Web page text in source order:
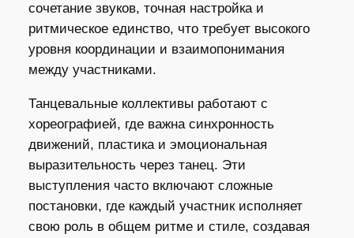
сочетание звуков, точная настройка и
ритмическое единство, что требует высокого
уровня координации и взаимопонимания
между участниками.
Танцевальные коллективы работают с
хореографией, где важна синхронность
движений, пластика и эмоциональная
выразительность через танец. Эти
выступления часто включают сложные
постановки, где каждый участник исполняет
свою роль в общем ритме и стиле, создавая